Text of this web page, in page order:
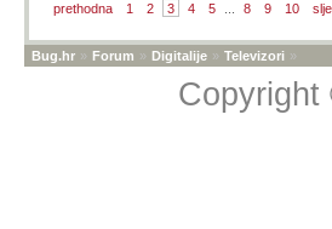
prethodna 1 2 3 4 5 8 9 10
Bug.hr » Forum » Digitalije » Televizori »
Copyright